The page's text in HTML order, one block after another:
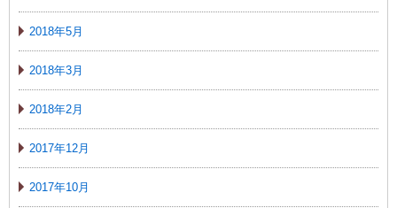
2018年5月
2018年3月
2018年2月
2017年12月
2017年10月